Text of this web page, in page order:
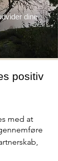
dine
positiv
med at